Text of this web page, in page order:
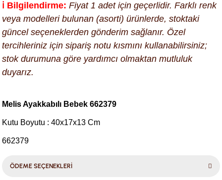
ℹ️ Bilgilendirme: Fiyat 1 adet için geçerlidir. Farklı renk
veya modelleri bulunan (asorti) ürünlerde, stoktaki
güncel seçeneklerden gönderim sağlanır. Özel
tercihleriniz için sipariş notu kısmını kullanabilirsiniz;
stok durumuna göre yardımcı olmaktan mutluluk
duyarız.
Melis Ayakkabılı Bebek 662379
Kutu Boyutu : 40x17x13 Cm
662379
ÖDEME SEÇENEKLERİ